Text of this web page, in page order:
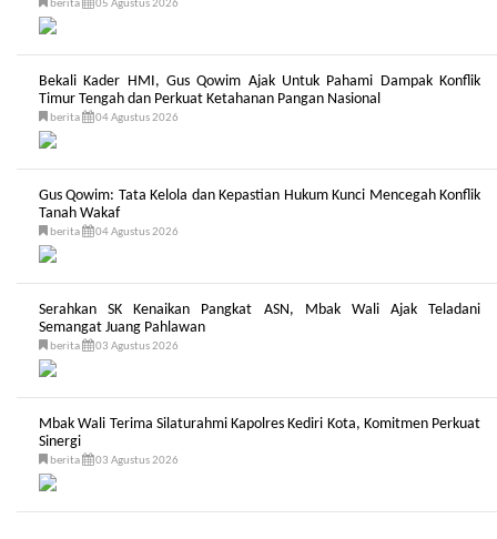
berita 05 Agustus 2026
Bekali Kader HMI, Gus Qowim Ajak Untuk Pahami Dampak Konflik
Timur Tengah dan Perkuat Ketahanan Pangan Nasional
berita 04 Agustus 2026
Gus Qowim: Tata Kelola dan Kepastian Hukum Kunci Mencegah Konflik
Tanah Wakaf
berita 04 Agustus 2026
Serahkan SK Kenaikan Pangkat ASN, Mbak Wali Ajak Teladani
Semangat Juang Pahlawan
berita 03 Agustus 2026
Mbak Wali Terima Silaturahmi Kapolres Kediri Kota, Komitmen Perkuat
Sinergi
berita 03 Agustus 2026